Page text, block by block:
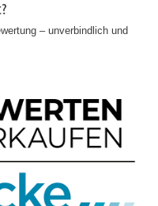
– unverbindlich und